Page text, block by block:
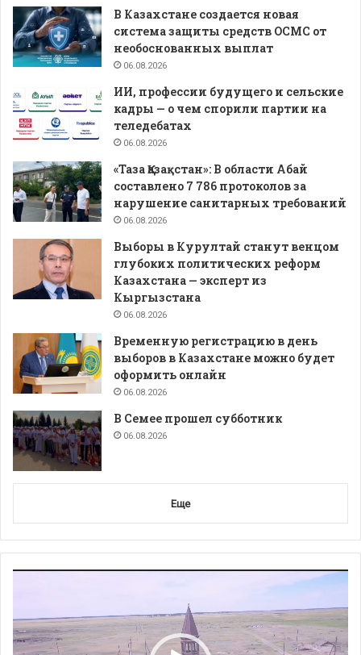
В Казахстане создается новая
система защиты средств ОСМС от
необоснованных выплат
06.08.2026
ИИ, профессии будущего и сельские
кадры — о чем спорили партии на
теледебатах
06.08.2026
«Таза Қазақстан»: В области Абай
составлено 7 786 протоколов за
нарушение санитарных требований
06.08.2026
Выборы в Курултай станут венцом
глубоких политических реформ
Казахстана — эксперт из
Кыргызстана
06.08.2026
Временную регистрацию в день
выборов в Казахстане можно будет
оформить онлайн
06.08.2026
В Семее прошел субботник
06.08.2026
Еще